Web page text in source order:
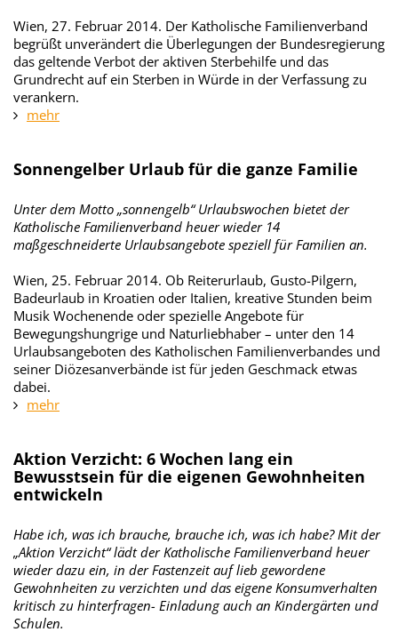
Wien, 27. Februar 2014. Der Katholische Familienverband
begrüßt unverändert die Überlegungen der Bundesregierung
das geltende Verbot der aktiven Sterbehilfe und das
Grundrecht auf ein Sterben in Würde in der Verfassung zu
verankern.
mehr
Sonnengelber Urlaub für die ganze Familie
Unter dem Motto „sonnengelb“ Urlaubswochen bietet der
Katholische Familienverband heuer wieder 14
maßgeschneiderte Urlaubsangebote speziell für Familien an.
Wien, 25. Februar 2014. Ob Reiterurlaub, Gusto-Pilgern,
Badeurlaub in Kroatien oder Italien, kreative Stunden beim
Musik Wochenende oder spezielle Angebote für
Bewegungshungrige und Naturliebhaber – unter den 14
Urlaubsangeboten des Katholischen Familienverbandes und
seiner Diözesanverbände ist für jeden Geschmack etwas
dabei.
mehr
Aktion Verzicht: 6 Wochen lang ein
Bewusstsein für die eigenen Gewohnheiten
entwickeln
Habe ich, was ich brauche, brauche ich, was ich habe? Mit der
„Aktion Verzicht“ lädtder Katholische Familienverband heuer
wieder dazu ein, in der Fastenzeit auf lieb gewordene
Gewohnheiten zu verzichten und das eigene Konsumverhalten
kritisch zu hinterfragen- Einladung auch an Kindergärten und
Schulen.